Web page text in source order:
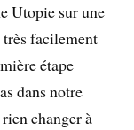
Utopie sur une
très facilement
étape
dans notre
changer à